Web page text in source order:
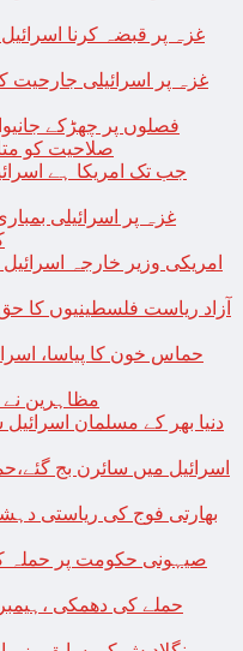
غزہ پر قبضہ کرنا
فصلوں پر چھڑکے
صلاحیت کو
جب تک امریکا ہے
غزہ پر اسرائیلی
امریکی وزیر خارجہ اسرائیل
حماس خون کا پیاسا،
مظاہرین نے
دنیا بھر کے مسلمان
اسرائیل میں سائرن بج
حملے کی دھمکی